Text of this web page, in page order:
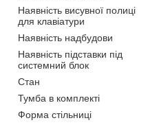
Наявність висувної полиці
для клавіатури
Наявність надбудови
Наявність підставки під
системний блок
Стан
Тумба в комплекті
Форма стільниці